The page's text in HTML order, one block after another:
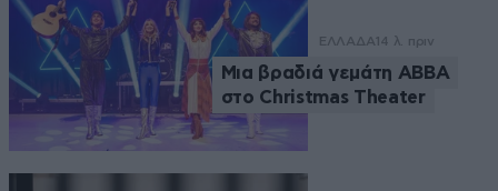
ΕΛΛΑΔΑ 14 λ. πριν
Μια βραδιά γεμάτη ABBA
στο Christmas Theater